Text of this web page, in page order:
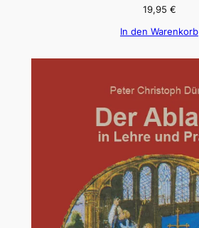
19,95 €
In den Warenkorb